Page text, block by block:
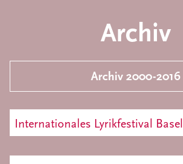
Archiv
Archiv 2000-2016
Internationales Lyrikfestival Basel